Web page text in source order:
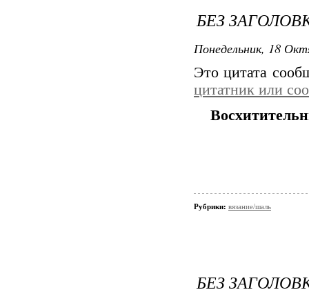
БЕЗ
Понедельник, 18
Это цитата
цитатник или
Рубрики: вязание/шаль
БЕЗ